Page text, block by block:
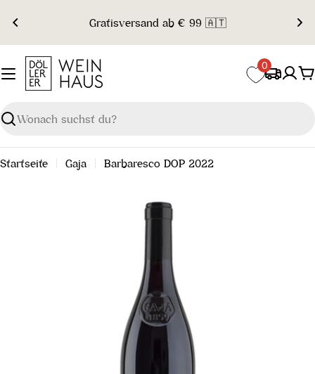
Inhalt
springen
Gratisversand ab € 99 🇦🇹
Suchen
0
Startseite Gaja Barbaresco DOP 2022